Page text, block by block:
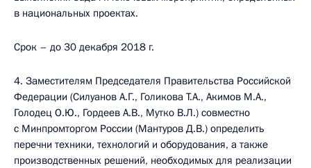
в национальных проектах.
Срок – до 30 декабря 2018 г.
4. Заместителям Председателя Правительства Российской
Федерации (Силуанов А.Г., Голикова Т.А., Акимов М.А.,
Голодец О.Ю., Гордеев А.В., Мутко В.Л.) совместно
с Минпромторгом России (Мантуров Д.В.) определить
перечни техники, технологий и оборудования, а также
производственных решений, необходимых для реализации